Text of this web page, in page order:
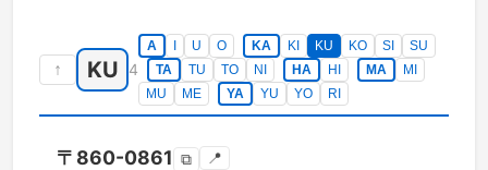
↑ KU 4
A U O KA KI KU KO SI
SU
TA
TU TO NI HA HI MA
MI
MU
ME YA YU YO RI
〒 860-0861 ⧉ 📍